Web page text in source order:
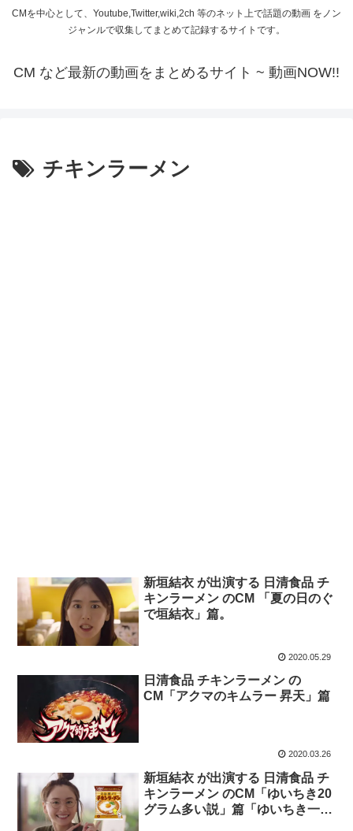
CMを中心として、Youtube,Twitter,wiki,2ch 等のネット上で話題の動画 をノン
ジャンルで収集してまとめて記録するサイトです。
CM など最新の動画をまとめるサイト ~ 動画NOW!!
チキンラーメン
新垣結衣 が出演する 日清食品 チ
キンラーメン のCM 「夏の日のぐ
で垣結衣」篇。
2020.05.29
日清食品 チキンラーメン の
CM「アクマのキムラー 昇天」篇
2020.03.26
新垣結衣 が出演する 日清食品 チ
キンラーメン のCM「ゆいちき20
グラム多い説」篇「ゆいちき一口